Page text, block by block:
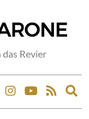
Revier